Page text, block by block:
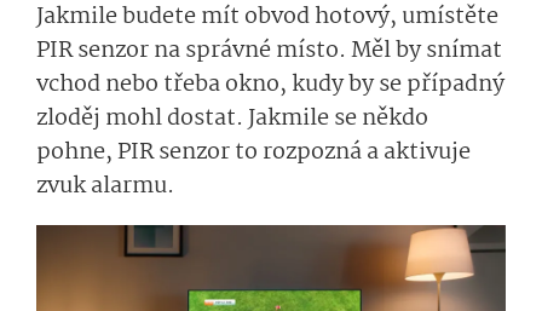
Jakmile budete mít obvod hotový, umístěte
PIR senzor na správné místo. Měl by snímat
vchod nebo třeba okno, kudy by se případný
zloděj mohl dostat. Jakmile se někdo
pohne, PIR senzor to rozpozná a aktivuje
zvuk alarmu.